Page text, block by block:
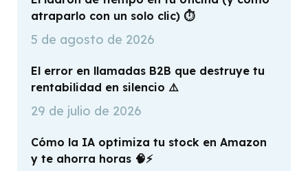
atraparlo con un solo clic) ⏱️
5 de agosto de 2026
El error en llamadas B2B que destruye tu
rentabilidad en silencio ⚠️
29 de julio de 2026
Cómo la IA optimiza tu stock en Amazon
y te ahorra horas 🧠⚡